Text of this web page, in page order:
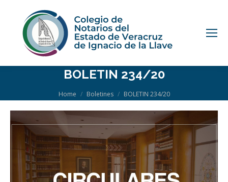
BOLETIN 234/20
You are here:
Home Boletines BOLETIN 234/20